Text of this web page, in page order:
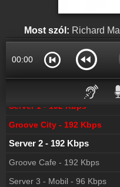
Most szól: Richard
00:00
Server 1 - 192 Kbps
Groove City - 192 Kbps
Server 2 - 192 Kbps
Groove Cafe - 192 Kbps
Server 3 - Mobil - 96 Kbps